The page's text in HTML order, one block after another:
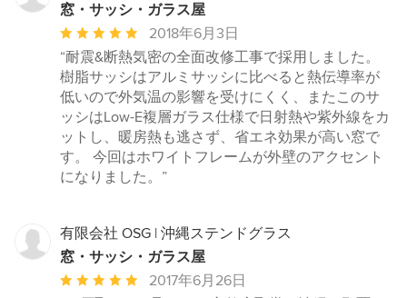
窓・サッシ・ガラス屋
平
均
評
価：
5
つ
星
中
2018年6月3日
“耐震&断熱気密の全面改修工事で採用しました。
樹脂サッシはアルミサッシに比べると熱伝導率が
低いので外気温の影響を受けにくく、またこのサ
ッシはLow-E複層ガラス仕様で日射熱や紫外線をカ
ットし、暖房熱も逃さず、省エネ効果が高い窓で
す。 今回はホワイトフレームが外壁のアクセント
になりました。”
有限会社 OSG | 沖縄ステンドグラス
窓・サッシ・ガラス屋
平
2017年6月26日